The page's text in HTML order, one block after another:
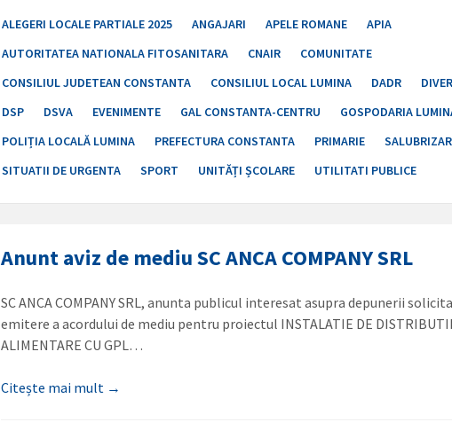
ALEGERI LOCALE PARTIALE 2025
ANGAJARI APELE ROMANE
APIA
AUTORITATEA NATIONALA FITOSANITARA
CNAIR
COMUNITATE
CONSILIUL JUDETEAN CONSTANTA
CONSILIUL LOCAL LUMINA DADR
DSP
DSVA EVENIMENTE GAL CONSTANTA-CENTRU
GOSPODARIA
POLIȚIA LOCALĂ LUMINA
PREFECTURA CONSTANTA PRIMARIE
SITUATII DE URGENTA
SPORT UNITĂȚI ȘCOLARE UTILITATI PUBLICE
Anunt aviz de mediu SC ANCA COMPANY SRL
SC ANCA COMPANY SRL, anunta publicul interesat asupra depunerii
emitere a acordului de mediu pentru proiectul INSTALATIE DE
ALIMENTARE CU GPL…
Citește mai mult →